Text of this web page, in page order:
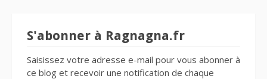
S'abonner à Ragnagna.fr
Saisissez votre adresse e-mail pour vous abonner à
ce blog et recevoir une notification de chaque